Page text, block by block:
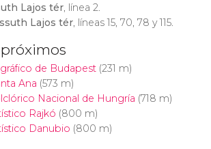
Lajos tér, línea 2.
Lajos tér, líneas 15, 70, 78 y 115.
de Budapest(231 m)
Ana (573 m)
Nacional de Hungría (718 m)
Rajkó (800 m)
Danubio (800 m)